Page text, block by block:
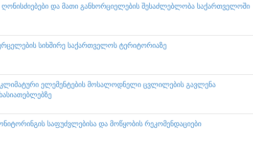
ღონისძიებები და მათი განხორციელების შესაძლებლობა საქართველოში
სიხშირე საქართველოს ტერიტორიაზე
კლიმატური ელემენტების მოსალოდნელი ცვლილების გავლენა
საფუძვლებისა და მოწყობის რეკომენდაციები